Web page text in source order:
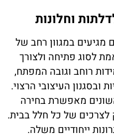
וחלונות
מגיעים במגוון רחב של
לסוג פתיחה ולצורך
רוחב וגובה המפתח,
ובסגנון העיצובי הרצוי.
מאפשרת בחירה
של כל חלל בבית.
ייחודיים משלה.